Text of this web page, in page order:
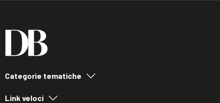
Categorie tematiche
Link veloci